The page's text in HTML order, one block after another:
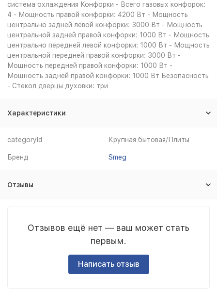
система охлаждения Конфорки - Всего газовых конфорок:
4 - Мощность правой конфорки: 4200 Вт - Мощность
центрально задней левой конфорки: 3000 Вт - Мощность
центральной задней правой конфорки: 1000 Вт - Мощность
центрально передней левой конфорки: 1000 Вт - Мощность
центральной передней правой конфорки: 3000 Вт -
Мощность передней правой конфорки: 1000 Вт -
Мощность задней правой конфорки: 1000 Вт Безопасность
- Стекол дверцы духовки: три
Характеристики
categoryId Крупная бытовая/Плиты
Бренд Smeg
Отзывы
Отзывов ещё нет — ваш может стать
первым.
Написать отзыв